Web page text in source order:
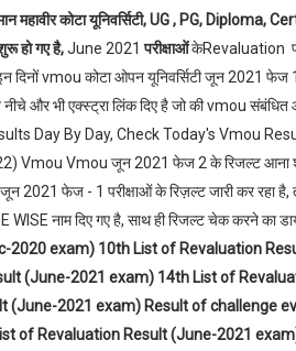
महावीर कोटा यूनिवर्सिटी, UG , PG, Diploma,
हो गए है,June 2021परीक्षाओंकेRevaluation
दिनों vmou कोटा ओपन यूनिवर्सिटी जून 2021
नीचे और भी एक्स्ट्रा लिंक दिए है जो की vmou
Day By Day, Check Today's Vmou
Vmou Vmou जून 2021 फेज 2 के रिजल्ट आना
2021 फेज - 1 परीक्षाओं के रिज़ल्ट जारी कर रहा
नाम दिए गए है, साथ ही रिजल्ट चेक करने का
2020 exam) 10th List of Revaluation
(June-2021 exam) 14th List of
(June-2021 exam) Result of challenge
of Revaluation Result (June-2021